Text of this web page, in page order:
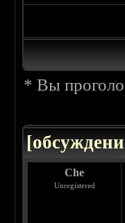
* Вы
Che
Unregistered